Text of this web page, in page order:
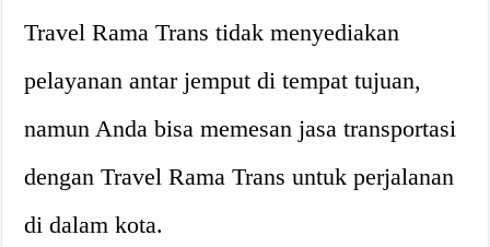
Travel Rama Trans tidak menyediakan
pelayanan antar jemput di tempat tujuan,
namun Anda bisa memesan jasa transportasi
dengan Travel Rama Trans untuk perjalanan
di dalam kota.